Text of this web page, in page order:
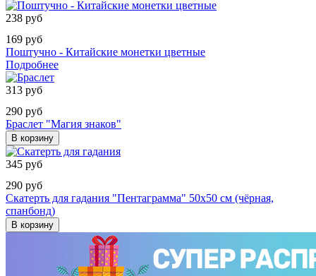
238 руб
169 руб
Поштучно - Китайские монетки цветные
Подробнее
313 руб
290 руб
Браслет "Магия знаков"
В корзину
345 руб
290 руб
Скатерть для гадания "Пентаграмма" 50х50 см (чёрная,
спанбонд)
В корзину